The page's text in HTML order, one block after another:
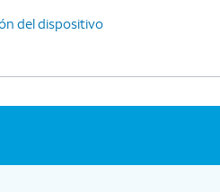
del dispositivo